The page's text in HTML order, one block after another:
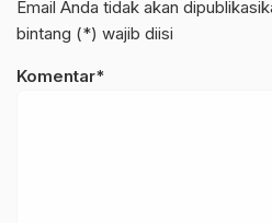
Email Anda tidak akan
bintang (*) wajib diisi
Komentar*